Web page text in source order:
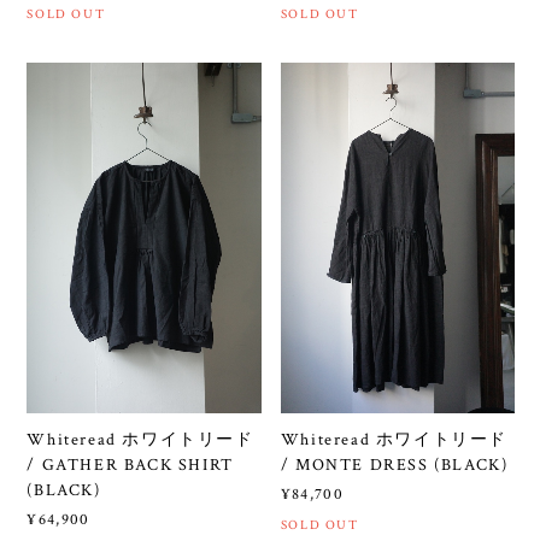
SOLD OUT SOLD OUT
Whiteread ホワイトリード
/ GATHER BACK SHIRT
(BLACK)
¥64,900
Whiteread ホワイトリード
/ MONTE DRESS (BLACK)
¥84,700
SOLD OUT